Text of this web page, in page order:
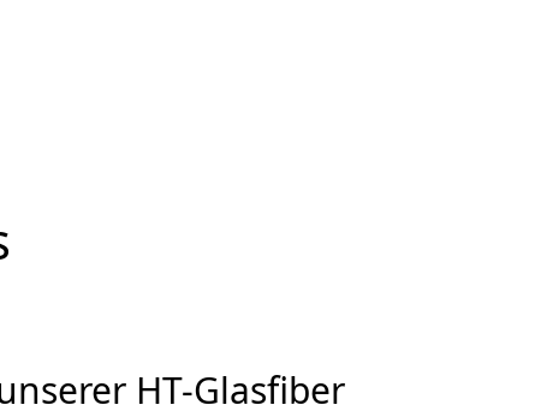
HT-Glasfiber